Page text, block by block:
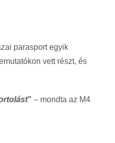
parasport egyik
vett részt, és
” – mondta az M4